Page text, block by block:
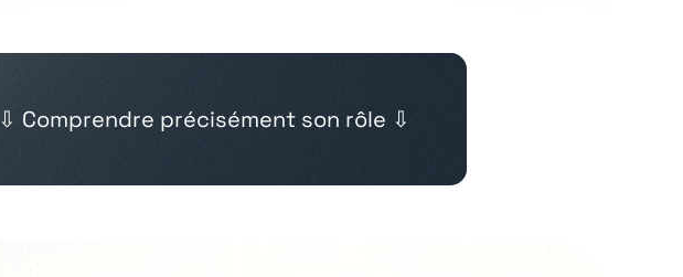
⇩ Comprendre précisément son rôle ⇩